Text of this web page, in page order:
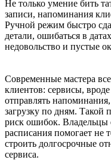
Не только умение бить
записи, напоминания
Ручной режим быстро
детали, ошибаться в
недовольство и пустые
Современные мастера
клиентов: сервисы,
отправлять
загрузку по дням. Такой
риск ошибок. Владельцы
расписания помогает не
строить долгосрочные
сервиса.